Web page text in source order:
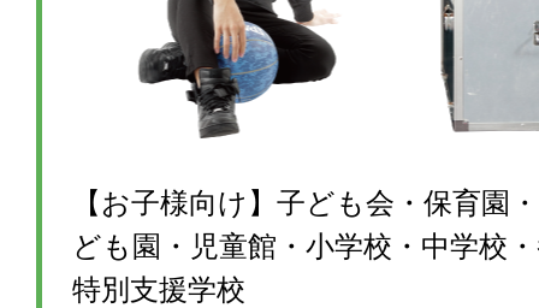
【お子様向け】子ども会・保育園
ども園・児童館・小学校・中学校
特別支援学校